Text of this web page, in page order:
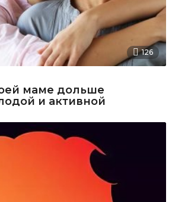
126
маме дольше
и активной